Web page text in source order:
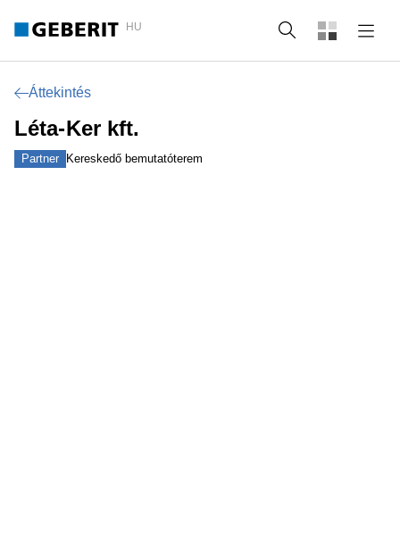
HU Keresés
Áttekintés
Léta-Ker kft.
Partner Kereskedő bemutatóterem